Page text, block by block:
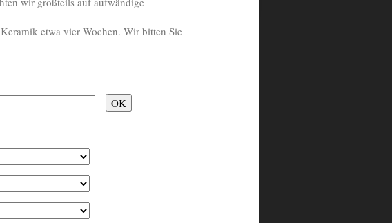
etwa vier Wochen. Wir bitten Sie